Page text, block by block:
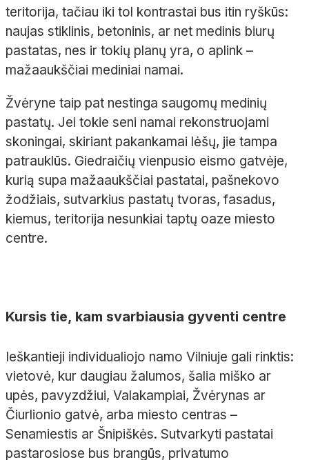
teritorija, tačiau iki tol kontrastai bus itin ryškūs:
naujas stiklinis, betoninis, ar net medinis biurų
pastatas, nes ir tokių planų yra, o aplink –
mažaaukščiai mediniai namai.
Žvėryne taip pat nestinga saugomų medinių
pastatų. Jei tokie seni namai rekonstruojami
skoningai, skiriant pakankamai lėšų, jie tampa
patrauklūs. Giedraičių vienpusio eismo gatvėje,
kurią supa mažaaukščiai pastatai, pašnekovo
žodžiais, sutvarkius pastatų tvoras, fasadus,
kiemus, teritorija nesunkiai taptų oaze miesto
centre.
Kursis tie, kam svarbiausia gyventi centre
Ieškantieji individualiojo namo Vilniuje gali rinktis:
vietovė, kur daugiau žalumos, šalia miško ar
upės, pavyzdžiui, Valakampiai, Žvėrynas ar
Čiurlionio gatvė, arba miesto centras –
Senamiestis ar Šnipiškės. Sutvarkyti pastatai
pastarosiose bus brangūs, privatumo